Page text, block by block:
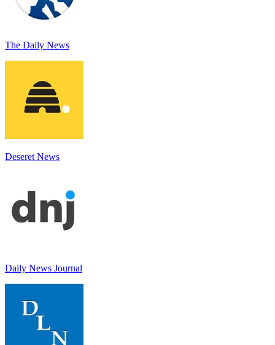
The Daily News
Deseret News
Daily News Journal